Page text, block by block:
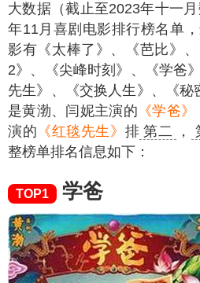
大数据（截止至2023年十一
年11月喜剧电影排行榜名单
影有《太棒了》、《芭比》
2》、《尖峰时刻》、《学爸
先生》、《交换人生》、《秘
是黄渤、闫妮主演的 《学爸》
演的 《红毯先生》 排 第二 ，
整榜单排名信息如下：
TOP1 学爸